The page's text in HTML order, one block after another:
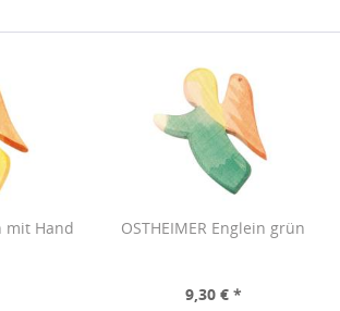
mit Hand
OSTHEIMER Englein grün
9,30 € *